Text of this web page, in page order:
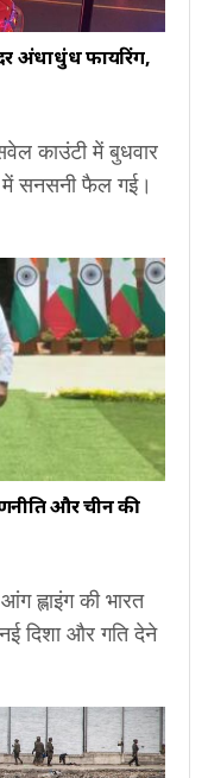
अंधाधुंध फायरिंग,
काउंटी में बुधवार
में सनसनी फैल गई।
और चीन की
ह्लाइंग की भारत
नई दिशा और गति देने